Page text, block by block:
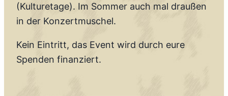
(Kulturetage). Im Sommer auch mal draußen
in der Konzertmuschel.
Kein Eintritt, das Event wird durch eure
Spenden finanziert.